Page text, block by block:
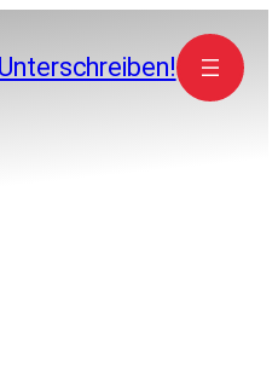
Unterschreiben!